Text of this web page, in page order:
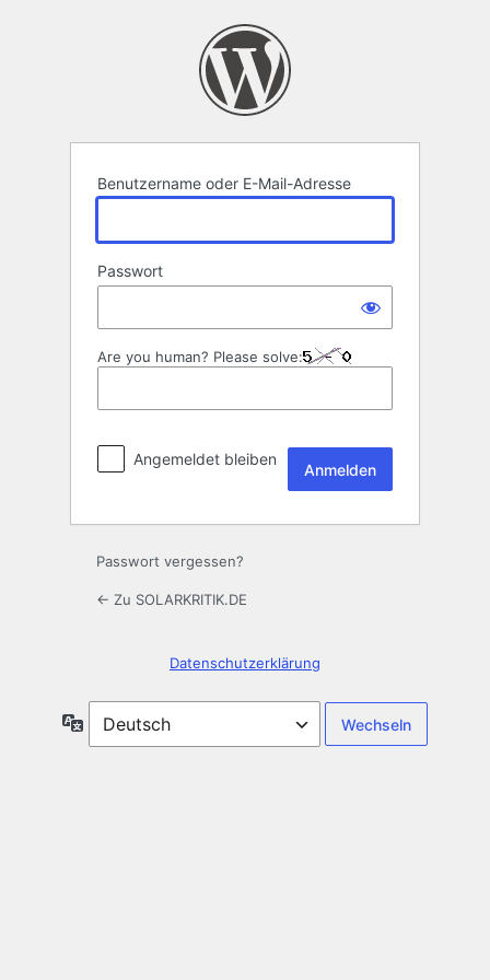
Benutzername oder E-Mail-Adresse
Passwort
Are you human? Please solve:
Angemeldet bleiben
Passwort vergessen?
← Zu SOLARKRITIK.DE
Datenschutzerklärung
Sprache